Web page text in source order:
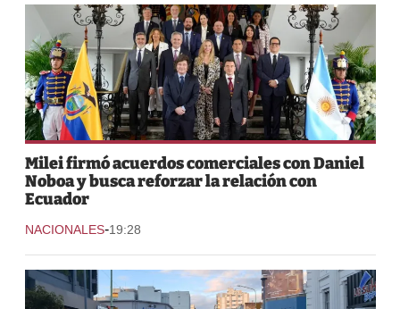
Milei firmó acuerdos comerciales con Daniel
Noboa y busca reforzar la relación con
Ecuador
NACIONALES-19:28